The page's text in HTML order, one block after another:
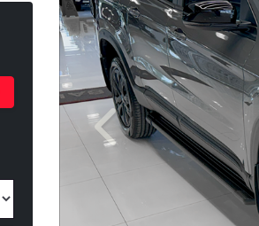
Previous